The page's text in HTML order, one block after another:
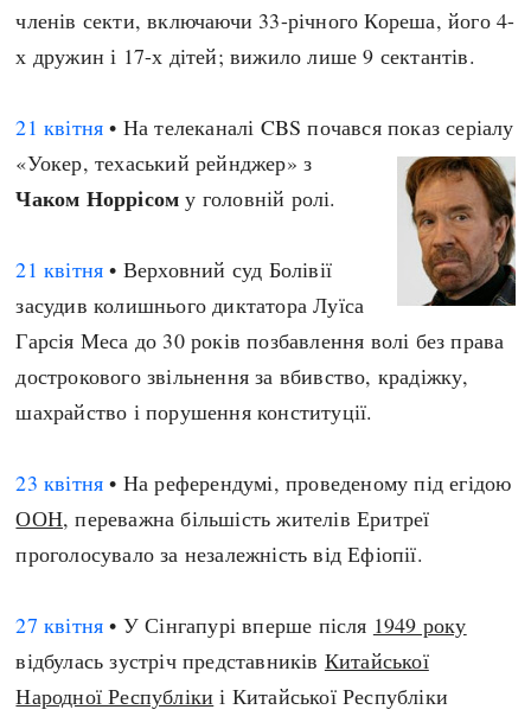
членів секти, включаючи 33-річного Кореша, його 4-
х дружин і 17-х дітей; вижило лише 9 сектантів.
21 квітня • На телеканалі CBS почався показ серіалу
«Уокер, техаський рейнджер» з
Чаком Норрісом у головній ролі.
21 квітня • Верховний суд Болівії
засудив колишнього диктатора Луїса
Гарсія Меса до 30 років позбавлення волі без права
дострокового звільнення за вбивство, крадіжку,
шахрайство і порушення конституції.
23 квітня • На референдумі, проведеному під егідою
ООН, переважна більшість жителів Еритреї
проголосувало за незалежність від Ефіопії.
27 квітня • У Сінгапурі вперше після 1949 року
відбулась зустріч представників Китайської
Народної Республіки і Китайської Республіки